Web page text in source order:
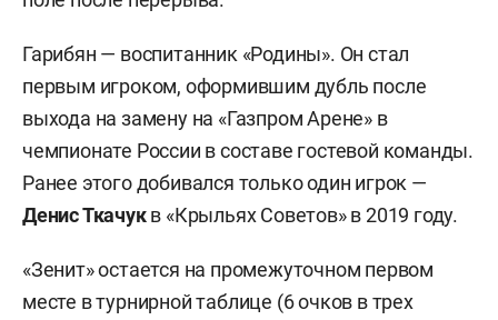
Гарибян — воспитанник «Родины». Он стал
первым игроком, оформившим дубль после
выхода на замену на «Газпром Арене» в
чемпионате России в составе гостевой команды.
Ранее этого добивался только один игрок —
Денис Ткачукв «Крыльях Советов» в 2019 году.
«Зенит» остается на промежуточном первом
месте в турнирной таблице (6 очков в трех